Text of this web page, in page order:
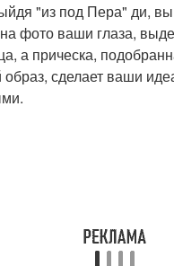
"из под Пера" ди, вы
на фото ваши глаза,
а прическа,
сделает ваши